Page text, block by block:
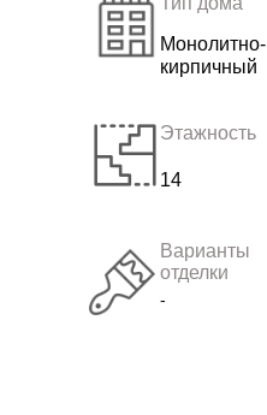
Этажность
14
Монолитно-
кирпичный
Варианты
отделки
-